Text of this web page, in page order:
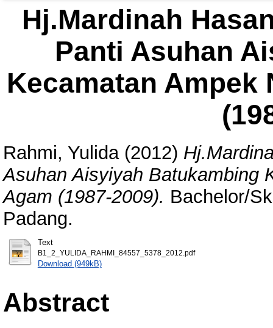
Hj.Mardinah
Panti Asuhan
Kecamatan Ampek
Rahmi, Yulida(2012)
Asuhan Aisyiyah Batukambing
Agam (1987-2009). Bachelor/
Padang.
Text
B1_2_YULIDA_RAHMI_84557_5378_2012.pdf
Download (949kB)
Abstract